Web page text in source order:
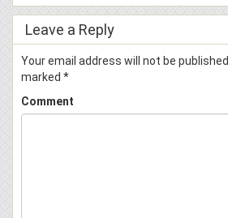
Leave a Reply
Your email address will not be published.
marked *
Comment